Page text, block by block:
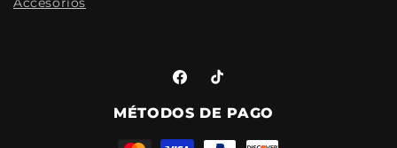
FacebookTikTok
MÉTODOS DE PAGO